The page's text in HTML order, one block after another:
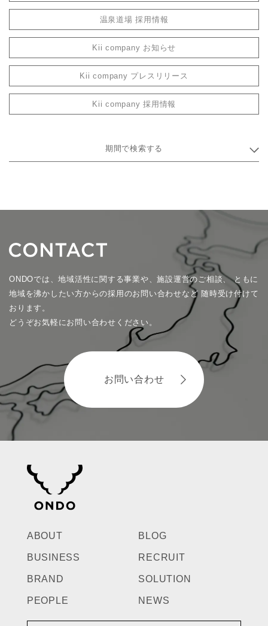
温泉道場 採用情報
Kii company お知らせ
Kii company プレスリリース
Kii company 採用情報
期間で検索する
ONDOでは、地域活性に関する事業や、施設運営のご相談、ともに
地域を沸かしたい方からの採用のお問い合わせなど 随時受け付けて
おります。
どうぞお気軽にお問い合わせください。
お問い合わせ
ABOUT
BUSINESS
BRAND
PEOPLE
BLOG
RECRUIT
SOLUTION
NEWS